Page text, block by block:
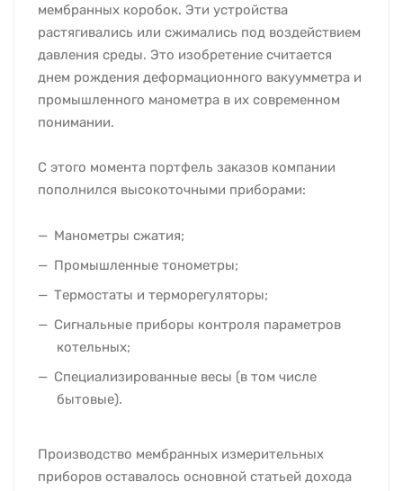
мембранных коробок. Эти устройства
растягивались или сжимались под воздействием
давления среды. Это изобретение считается
днем рождения деформационного вакуумметра и
промышленного манометра в их современном
понимании.
С этого момента портфель заказов компании
пополнился высокоточными приборами:
Манометры сжатия;
Промышленные тонометры;
Термостаты и терморегуляторы;
Сигнальные приборы контроля параметров
котельных;
Специализированные весы (в том числе
бытовые).
Производство мембранных измерительных
приборов оставалось основной статьей дохода